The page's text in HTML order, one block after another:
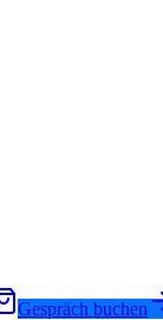
Gespräch buchen